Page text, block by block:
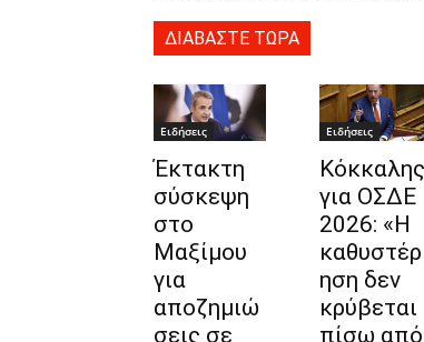
ΔΙΑΒΑΣΤΕ ΤΩΡΑ
Ειδήσεις
Έκτακτη
σύσκεψη
στο
Μαξίμου
για
αποζημιώ
σεις σε
Ειδήσεις
Κόκκαλης
για ΟΣΔΕ
2026: «Η
καθυστέρ
ηση δεν
κρύβεται
πίσω από